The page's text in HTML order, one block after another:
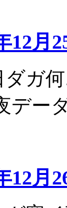
12月
ガ
デー
12月